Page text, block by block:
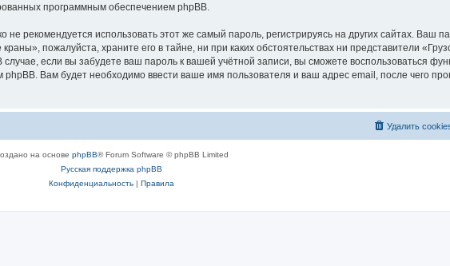
программным обеспечением phpBB.
рекомендуется использовать этот же самый пароль, регистрируясь на других сайтах. Ваш
пожалуйста, храните его в тайне, ни при каких обстоятельствах ни представители
если вы забудете ваш пароль к вашей учётной записи, вы сможете воспользоваться
Вам будет необходимо ввести ваше имя пользователя и ваш адрес email, после чего
Удалить
на основе phpBB® Forum Software © phpBB Limited
Русская поддержка phpBB
Конфиденциальность| Правила